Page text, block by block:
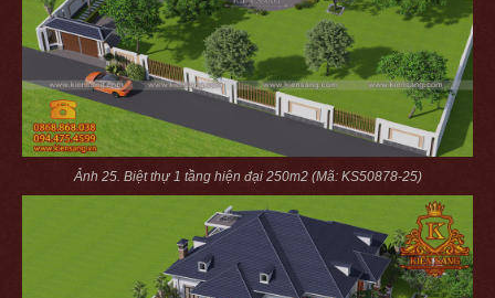
Ảnh 25. Biệt thự 1 tầng hiện đại 250m2 (Mã: KS50878-25)